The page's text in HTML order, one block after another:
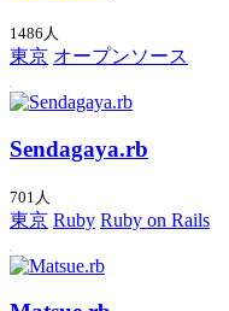
1486人
東京 オープンソース
Sendagaya.rb
701人
東京 Ruby Ruby on Rails